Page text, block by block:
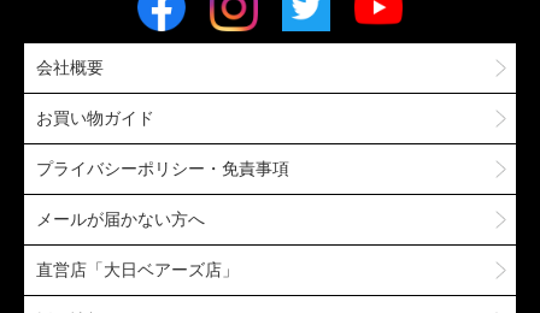
会社概要
お買い物ガイド
プライバシーポリシー・免責事項
メールが届かない方へ
直営店「大日ベアーズ店」